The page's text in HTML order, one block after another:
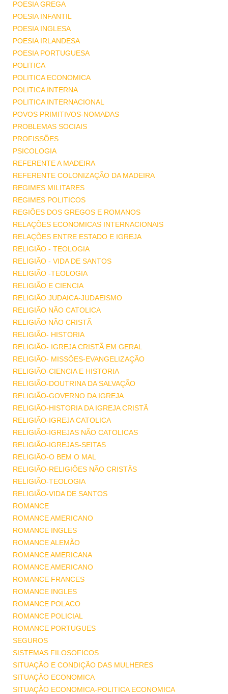
POESIA GREGA
POESIA INFANTIL
POESIA INGLESA
POESIA IRLANDESA
POESIA PORTUGUESA
POLITICA
POLITICA ECONOMICA
POLITICA INTERNA
POLITICA INTERNACIONAL
POVOS PRIMITIVOS-NOMADAS
PROBLEMAS SOCIAIS
PROFISSÕES
PSICOLOGIA
REFERENTE A MADEIRA
REFERENTE COLONIZAÇÃO DA MADEIRA
REGIMES MILITARES
REGIMES POLITICOS
REGIÕES DOS GREGOS E ROMANOS
RELAÇÕES ECONOMICAS INTERNACIONAIS
RELAÇÕES ENTRE ESTADO E IGREJA
RELIGIÃO - TEOLOGIA
RELIGIÃO - VIDA DE SANTOS
RELIGIÃO -TEOLOGIA
RELIGIÃO E CIENCIA
RELIGIÃO JUDAICA-JUDAEISMO
RELIGIÃO NÃO CATOLICA
RELIGIÃO NÃO CRISTÃ
RELIGIÃO- HISTORIA
RELIGIÃO- IGREJA CRISTÃ EM GERAL
RELIGIÃO- MISSÕES-EVANGELIZAÇÃO
RELIGIÃO-CIENCIA E HISTORIA
RELIGIÃO-DOUTRINA DA SALVAÇÃO
RELIGIÃO-GOVERNO DA IGREJA
RELIGIÃO-HISTORIA DA IGREJA CRISTÃ
RELIGIÃO-IGREJA CATOLICA
RELIGIÃO-IGREJAS NÃO CATOLICAS
RELIGIÃO-IGREJAS-SEITAS
RELIGIÃO-O BEM O MAL
RELIGIÃO-RELIGIÕES NÃO CRISTÃS
RELIGIÃO-TEOLOGIA
RELIGIÃO-VIDA DE SANTOS
ROMANCE
ROMANCE AMERICANO
ROMANCE INGLES
ROMANCE ALEMÃO
ROMANCE AMERICANA
ROMANCE AMERICANO
ROMANCE FRANCES
ROMANCE INGLES
ROMANCE POLACO
ROMANCE POLICIAL
ROMANCE PORTUGUES
SEGUROS
SISTEMAS FILOSOFICOS
SITUAÇÃO E CONDIÇÃO DAS MULHERES
SITUAÇÃO ECONOMICA
SITUAÇÃO ECONOMICA-POLITICA ECONOMICA